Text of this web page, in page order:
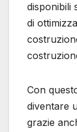
disponibili
di
Con
diventare
grazie